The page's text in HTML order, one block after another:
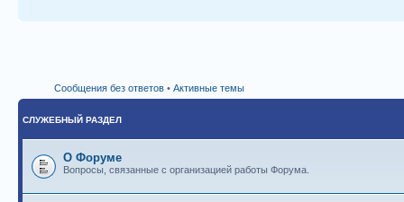
Сообщения без ответов • Активные темы
СЛУЖЕБНЫЙ РАЗДЕЛ
О Форуме
Вопросы, связанные с организацией работы Форума.